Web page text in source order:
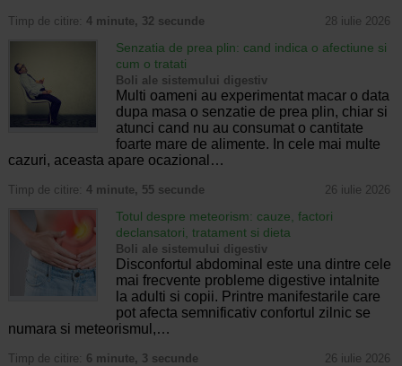
Timp de citire: 4 minute, 32 secunde 28 iulie 2026
Senzatia de prea plin: cand indica o afectiune si
cum o tratati
Boli ale sistemului digestiv
Multi oameni au experimentat macar o data
dupa masa o senzatie de prea plin, chiar si
atunci cand nu au consumat o cantitate
foarte mare de alimente. In cele mai multe
cazuri, aceasta apare ocazional…
Timp de citire: 4 minute, 55 secunde 26 iulie 2026
Totul despre meteorism: cauze, factori
declansatori, tratament si dieta
Boli ale sistemului digestiv
Disconfortul abdominal este una dintre cele
mai frecvente probleme digestive intalnite
la adulti si copii. Printre manifestarile care
pot afecta semnificativ confortul zilnic se
numara si meteorismul,…
Timp de citire: 6 minute, 3 secunde 26 iulie 2026